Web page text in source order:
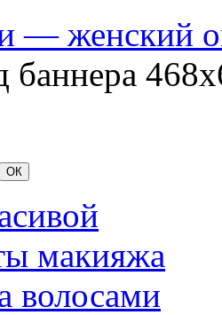
баннера
макияжа
волосами